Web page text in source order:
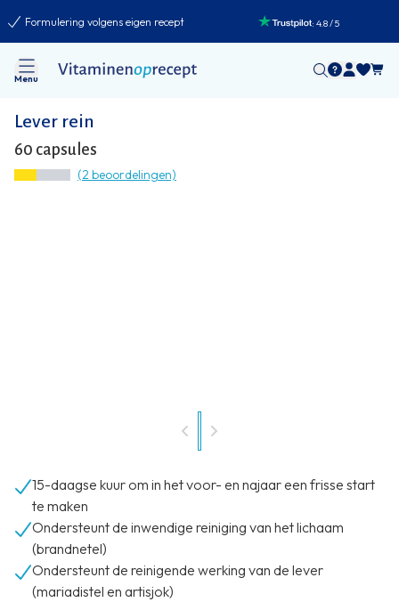
Formulering volgens eigen recept :4.8/5
Menu
Lever rein
60 capsules
(2 beoordelingen)
15-daagse kuur om in het voor- en najaar een frisse start
te maken
Ondersteunt de inwendige reiniging van het lichaam
(brandnetel)
Ondersteunt de reinigende werking van de lever
(mariadistel en artisjok)